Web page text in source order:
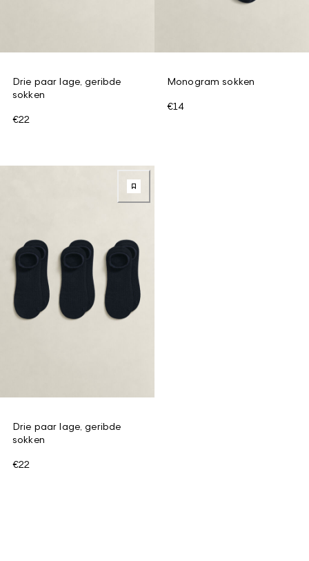
Drie paar lage, geribde
sokken
€22
Monogram sokken
€14
Drie paar lage, geribde
sokken
€22